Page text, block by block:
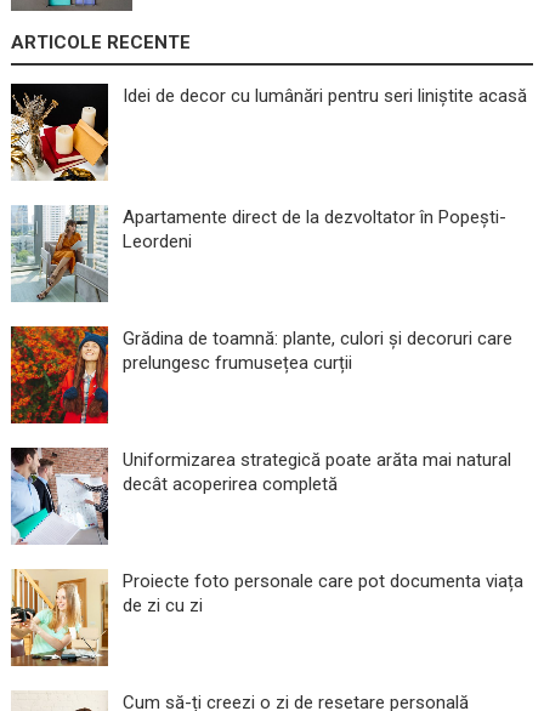
ARTICOLE RECENTE
Idei de decor cu lumânări pentru seri liniștite acasă
Apartamente direct de la dezvoltator în Popești-
Leordeni
Grădina de toamnă: plante, culori și decoruri care
prelungesc frumusețea curții
Uniformizarea strategică poate arăta mai natural
decât acoperirea completă
Proiecte foto personale care pot documenta viața
de zi cu zi
Cum să-ți creezi o zi de resetare personală